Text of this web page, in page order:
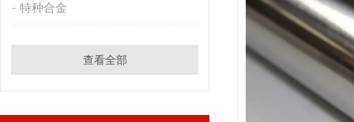
特种合金
查看全部